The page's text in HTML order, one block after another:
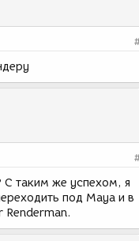
С таким же успехом, я
под Maya и в
Renderman.